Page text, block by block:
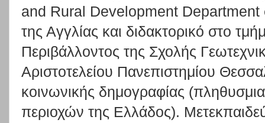
and Rural Development Department
της Αγγλίας και διδακτορικό στο
Περιβάλλοντος της Σχολής
Αριστοτελείου Πανεπιστημίου
κοινωνικής δημογραφίας
περιοχών της Ελλάδος).